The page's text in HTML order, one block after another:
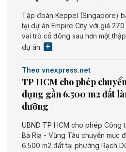
Tập đoàn Keppel (Singapore)
tại dự án Empire City với giá
vai trò cổ đông sau hơn một
dự án.
Theo vnexpress.net
TP HCM cho phép
dụng gần 6.500 m2 đất
dưỡng
UBND TP HCM cho phép Công
Bà Rịa - Vũng Tàu chuyển mục
6.500 m2 đất tại phường Rạch